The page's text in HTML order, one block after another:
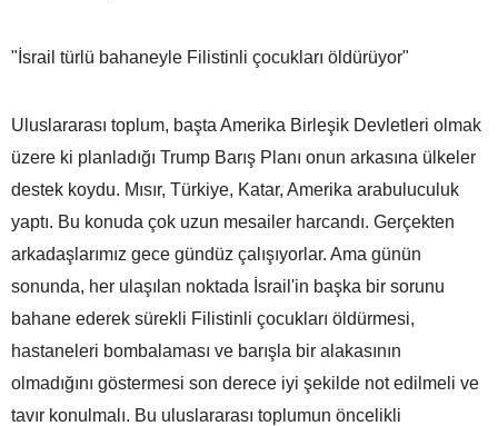
"İsrail türlü bahaneyle Filistinli çocukları öldürüyor"
Uluslararası toplum, başta Amerika Birleşik Devletleri olmak
üzere ki planladığı Trump Barış Planı onun arkasına ülkeler
destek koydu. Mısır, Türkiye, Katar, Amerika arabuluculuk
yaptı. Bu konuda çok uzun mesailer harcandı. Gerçekten
arkadaşlarımız gece gündüz çalışıyorlar. Ama günün
sonunda, her ulaşılan noktada İsrail'in başka bir sorunu
bahane ederek sürekli Filistinli çocukları öldürmesi,
hastaneleri bombalaması ve barışla bir alakasının
olmadığını göstermesi son derece iyi şekilde not edilmeli ve
tavır konulmalı. Bu uluslararası toplumun öncelikli